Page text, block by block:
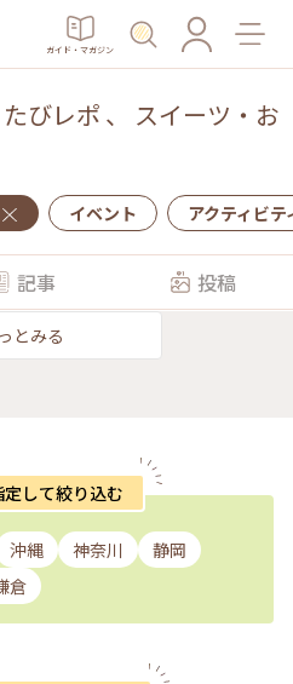
ガイド・マガジン
たびレポ 、 スイーツ・お
イベント アクティビテ
記事 投稿
とみる
して絞り込む
沖縄 神奈川
静岡
倉